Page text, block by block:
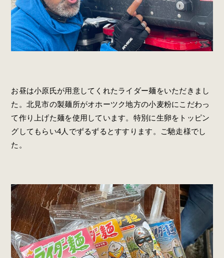
お昼は小原氏が用意してくれたライダー麺をいただきまし
た。北見市の製麺所がオホーツク地方の小麦粉にこだわっ
て作り上げた麺を使用しています。特別に生卵をトッピン
グしてもらい4人でずるずるとすすります。ご馳走様でし
た。